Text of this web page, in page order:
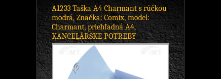
A1233 Taška A4 Charmant s rúčkou
modrá, Značka: Comix, model:
Charmant, priehľadná A4,
KANCELÁRSKE POTREBY